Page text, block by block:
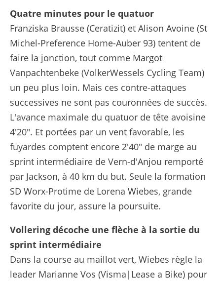
Quatre minutes pour le quatuor
Franziska Brausse (Ceratizit) et Alison Avoine (St
Michel-Preference Home-Auber 93) tentent de
faire la jonction, tout comme Margot
Vanpachtenbeke (VolkerWessels Cycling Team)
un peu plus loin. Mais ces contre-attaques
successives ne sont pas couronnées de succès.
L'avance maximale du quatuor de tête avoisine
4'20". Et portées par un vent favorable, les
fuyardes comptent encore 2'40" de marge au
sprint intermédiaire de Vern-d'Anjou remporté
par Jackson, à 40 km du but. Seule la formation
SD Worx-Protime de Lorena Wiebes, grande
favorite du jour, assure la poursuite.
Vollering décoche une flèche à la sortie du
sprint intermédiaire
Dans la course au maillot vert, Wiebes règle la
leader Marianne Vos (Visma|Lease a Bike) pour